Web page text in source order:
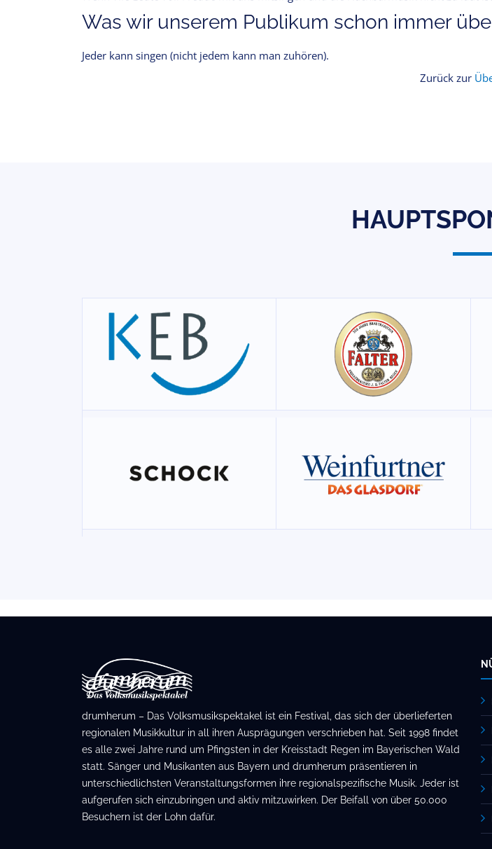
Was wir unserem Publikum schon immer
Jeder kann singen (nicht jedem kann man zuhören).
Zurück zur
drumherum – Das Volksmusikspektakel ist ein Festival, das sich der überlieferten
regionalen Musikkultur in all ihren Ausprägungen verschrieben hat. Seit 1998 findet
es alle zwei Jahre rund um Pfingsten in der Kreisstadt Regen im Bayerischen Wald
statt. Sänger und Musikanten aus Bayern und drumherum präsentieren in
unterschiedlichsten Veranstaltungsformen ihre regionalspezifische Musik. Jeder ist
aufgerufen sich einzubringen und aktiv mitzuwirken. Der Beifall von über 50.000
Besuchern ist der Lohn dafür.